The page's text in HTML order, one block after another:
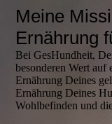
Meine
Ernährung
Bei GesHundheit,
besonderen Wert auf
Ernährung Deines
Ernährung Deines
Wohlbefinden und